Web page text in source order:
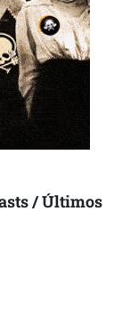
/ Últimos